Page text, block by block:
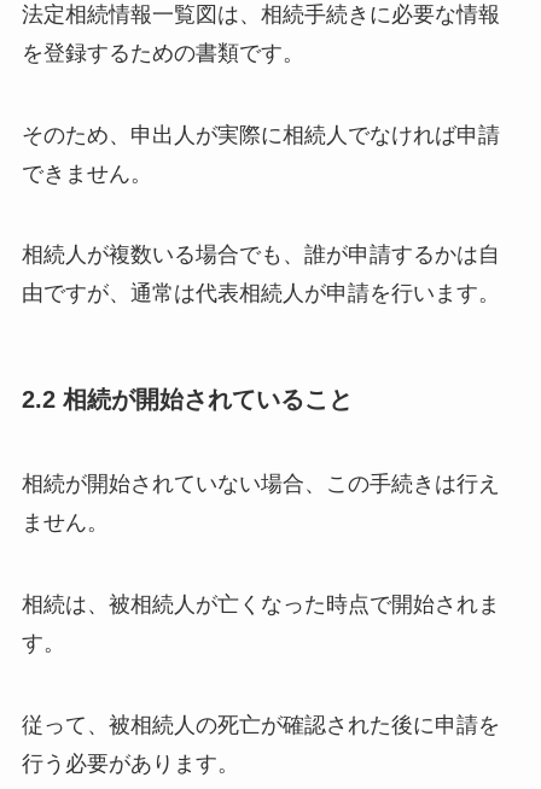
法定相続情報一覧図は、相続手続きに必要な情報
を登録するための書類です。
そのため、申出人が実際に相続人でなければ申請
できません。
相続人が複数いる場合でも、誰が申請するかは自
由ですが、通常は代表相続人が申請を行います。
2.2 相続が開始されていること
相続が開始されていない場合、この手続きは行え
ません。
相続は、被相続人が亡くなった時点で開始されま
す。
従って、被相続人の死亡が確認された後に申請を
行う必要があります。